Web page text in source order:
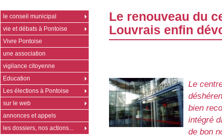
Le renouveau du
Louvrais enfin
Le
bien
intégré
de bon
le conseil municipal
vie et débats à Pontoise
Vivre Pontoise
une association
vigilance citoyenne
Education
Les élections à Pontoise
sur le web
annonces et appels
les dossiers, nos actions...